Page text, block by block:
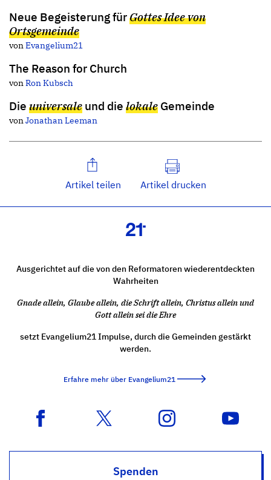
Neue Begeisterung fürGottes Idee von
Ortsgemeinde
von Evangelium21
The Reason for Church
von Ron Kubsch
Die universale und die lokale Gemeinde
von Jonathan Leeman
Artikel teilen Artikel drucken
Ausgerichtet auf die von den Reformatoren wiederentdeckten
Wahrheiten
Gnade allein, Glaube allein, die Schrift allein, Christus allein und
Gott allein sei die Ehre
setzt Evangelium21 Impulse, durch die Gemeinden gestärkt
werden.
Erfahre mehr über Evangelium21
Spenden